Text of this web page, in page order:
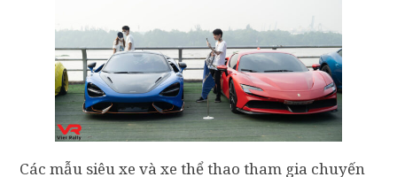
Các mẫu siêu xe và xe thể thao tham gia chuyến